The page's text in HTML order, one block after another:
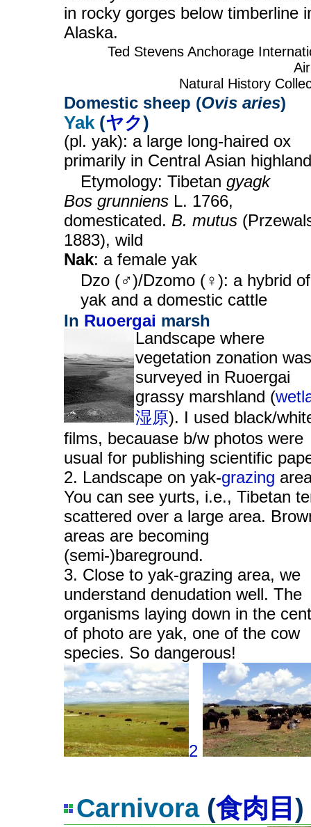
in rocky gorges below timberline
Alaska.
Ted Stevens Anchorage
Natural History
Domestic sheep (Ovis aries)
Yak(ヤク)
(pl. yak): a large long-haired ox
primarily in Central Asian
Etymology: Tibetan gyagk
Bos grunniens L. 1766,
domesticated. B. mutus
1883), wild
Nak: a female yak
Dzo (♂)/Dzomo (♀): a hybrid
yak and a domestic cattle
In Ruoergai marsh
Landscape where
vegetation zonation was
surveyed in Ruoergai
grassy marshland (
湿原). I used black/
films, becauase b/w photos were
usual for publishing scientific
2. Landscape on yak-grazing
You can see yurts, i.e., Tibetan
scattered over a large area.
areas are becoming
(semi-)bareground.
3. Close to yak-grazing area, we
understand denudation well. The
organisms laying down in the
of photo are yak, one of the cow
species. So dangerous!
2
Carnivora(食肉目 )